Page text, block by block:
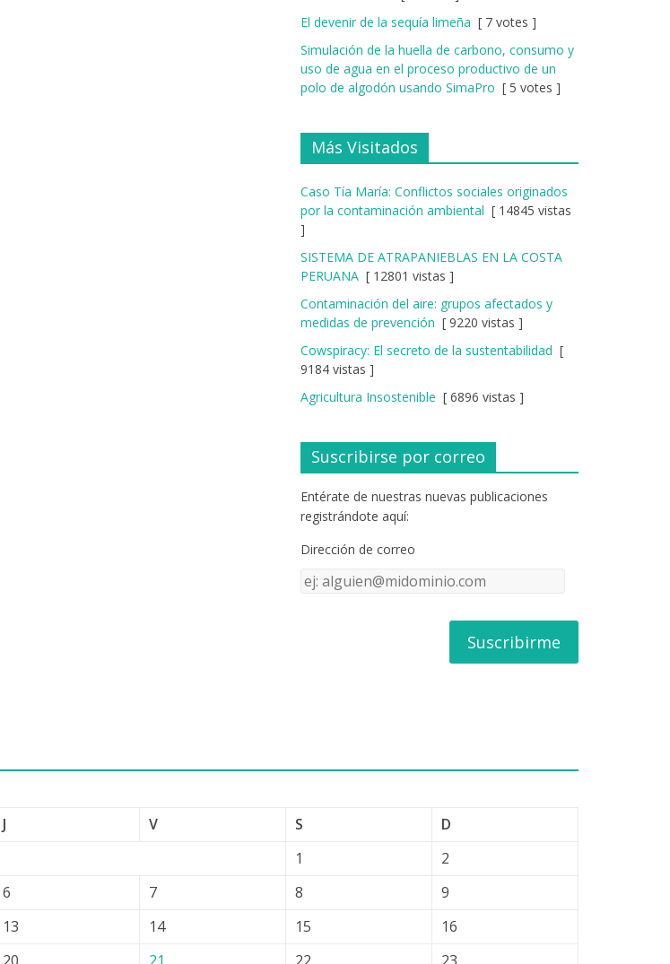
El devenir de la sequía limeña [ 7 votes ]
Simulación de la huella de carbono, consumo y
uso de agua en el proceso productivo de un
polo de algodón usando SimaPro [ 5 votes ]
Más Visitados
Caso Tía María: Conflictos sociales originados
por la contaminación ambiental [ 14845 vistas
]
SISTEMA DE ATRAPANIEBLAS EN LA COSTA
PERUANA [ 12801 vistas ]
Contaminación del aire: grupos afectados y
medidas de prevención [ 9220 vistas ]
Cowspiracy: El secreto de la sustentabilidad [
9184 vistas ]
Agricultura Insostenible [ 6896 vistas ]
Suscribirse por correo
Entérate de nuestras nuevas publicaciones
registrándote aquí:
Dirección de correo
Dirección
J V S
D
1
2
6 7 8
9
13 14 15
16